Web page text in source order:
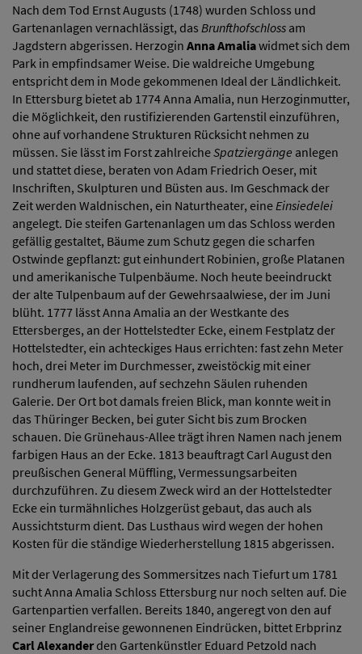
Nach dem Tod Ernst Augusts (1748) wurden Schloss und
Gartenanlagen vernachlässigt, das Brunfthofschloss am
Jagdstern abgerissen. Herzogin Anna Amaliawidmet sich dem
Park in empfindsamer Weise. Die waldreiche Umgebung
entspricht dem in Mode gekommenen Ideal der Ländlichkeit.
In Ettersburg bietet ab 1774 Anna Amalia, nun Herzoginmutter,
die Möglichkeit, den rustifizierenden Gartenstil einzuführen,
ohne auf vorhandene Strukturen Rücksicht nehmen zu
müssen. Sie lässt im Forst zahlreicheSpatziergänge anlegen
und stattet diese, beraten von Adam Friedrich Oeser, mit
Inschriften, Skulpturen und Büsten aus. Im Geschmack der
Zeit werden Waldnischen, ein Naturtheater, eine Einsiedelei
angelegt. Die steifen Gartenanlagen um das Schloss werden
gefällig gestaltet, Bäume zum Schutz gegen die scharfen
Ostwinde gepflanzt: gut einhundert Robinien, große Platanen
und amerikanische Tulpenbäume. Noch heute beeindruckt
der alte Tulpenbaum auf der Gewehrsaalwiese, der im Juni
blüht. 1777 lässt Anna Amalia an der Westkante des
Ettersberges, an der Hottelstedter Ecke, einem Festplatz der
Hottelstedter, ein achteckiges Haus errichten: fast zehn Meter
hoch, drei Meter im Durchmesser, zweistöckig mit einer
rundherum laufenden, auf sechzehn Säulen ruhenden
Galerie. Der Ort bot damals freien Blick, man konnte weit in
das Thüringer Becken, bei guter Sicht bis zum Brocken
schauen. Die Grünehaus-Allee trägt ihren Namen nach jenem
farbigen Haus an der Ecke. 1813 beauftragt Carl August den
preußischen General Müffling, Vermessungsarbeiten
durchzuführen. Zu diesem Zweck wird an der Hottelstedter
Ecke ein turmähnliches Holzgerüst gebaut, das auch als
Aussichtsturm dient. Das Lusthaus wird wegen der hohen
Kosten für die ständige Wiederherstellung 1815 abgerissen.
Mit der Verlagerung des Sommersitzes nach Tiefurt um 1781
sucht Anna Amalia Schloss Ettersburg nur noch selten auf. Die
Gartenpartien verfallen. Bereits 1840, angeregt von den auf
seiner Englandreise gewonnenen Eindrücken, bittet Erbprinz
Carl Alexanderden Gartenkünstler Eduard Petzold nach